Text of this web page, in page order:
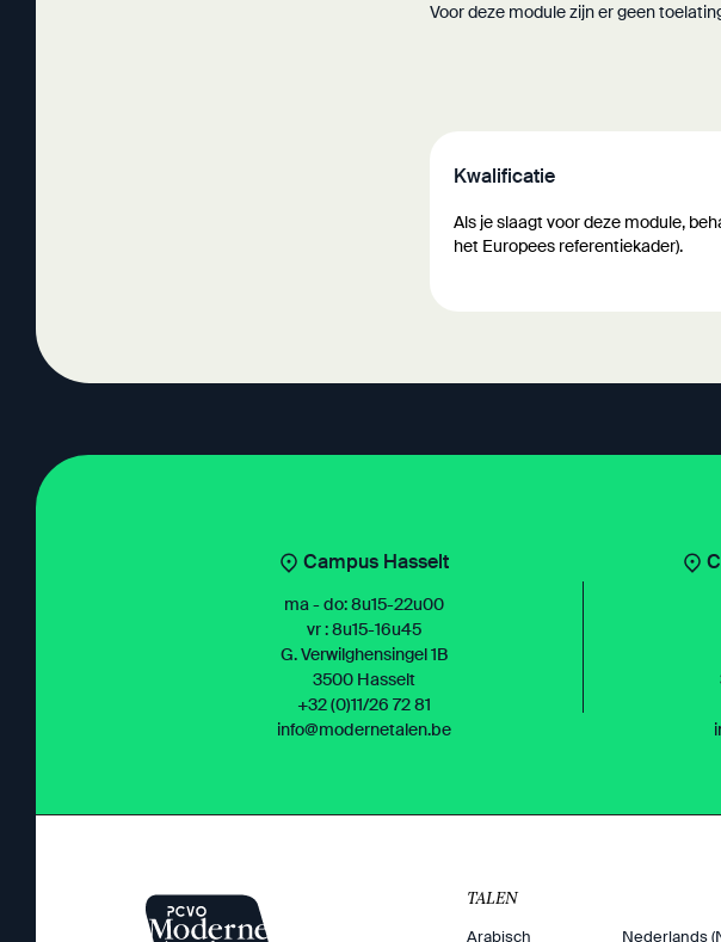
Voor deze module zijn er geen
Kwalificatie
Als je slaagt voor deze module,
het Europees referentiekader).
Campus Hasselt
ma - do: 8u15-22u00
vr : 8u15-16u45
G. Verwilghensingel 1B
3500 Hasselt
+32 (0)11/26 72 81
info@modernetalen.be
TALEN
Arabisch
Nederlands